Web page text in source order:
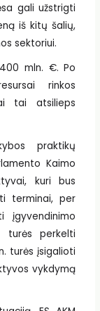
gali užstrigti
iš kitų šalių,
sektoriui.
mln. €. Po
rinkos
tai atsilieps
praktikų
Kaimo
kuri bus
terminai, per
įgyvendinimo
turės perkelti
turės įsigalioti
vykdymą